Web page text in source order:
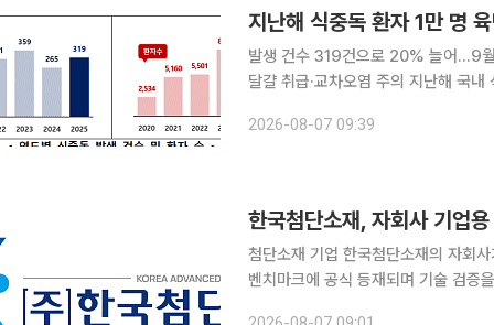
지난해 식중독 환자 1만 명
발생 건수 319건으로 20% 늘어…9
달걀 취급·교차오염 주의 지난해 국내 식중독 발생 건수와 환자 수가 모두 증가한 것으로 나타났다.
2026-08-07 09:39
한국첨단소재, 자회사 기업
첨단소재 기업 한국첨단소재의 자회
벤치마크에 공식 등재되며 기술 검증